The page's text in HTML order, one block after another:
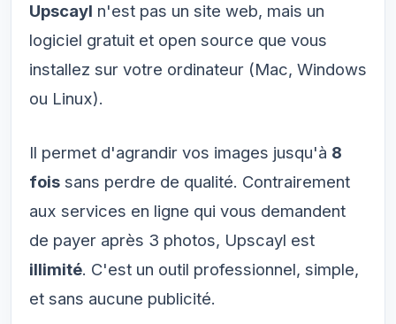
Upscayl n'est pas un site web, mais un
logiciel gratuit et open source que vous
installez sur votre ordinateur (Mac, Windows
ou Linux).
Il permet d'agrandir vos images jusqu'à 8
fois sans perdre de qualité. Contrairement
aux services en ligne qui vous demandent
de payer après 3 photos, Upscayl est
illimité. C'est un outil professionnel, simple,
et sans aucune publicité.